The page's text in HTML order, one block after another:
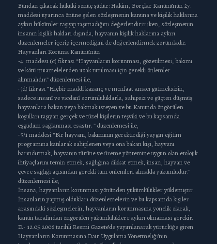
Bundan çıkacak hukuki sonuç şudur: Hakim, Borçlar Kanunu’nun 27.
maddesi uyarınca önüne gelen sözleşmenin kanuna ve kişilik haklarına
aykırı hükümler taşıyıp taşımadığını değerlendirir iken, sözleşmenin
insanın kişilik hakları dışında, hayvanın kişilik haklarına aykırı
düzenlemeler içerip içermediğini de değerlendirmek zorundadır.
Hayvanları Koruma Kanunu’nun
-4. maddesi (c) fıkrası “Hayvanların korunması, gözetilmesi, bakımı
ve kötü muamelelerden uzak tutulması için gerekli önlemler
alınmalıdır.” düzenlemesi ile,
-(d) fıkrası “Hiçbir maddî kazanç ve menfaat amacı gütmeksizin,
sadece insanî ve vicdanî sorumluluklarla, sahipsiz ve güçten düşmüş
hayvanlara bakan veya bakmak isteyen ve bu Kanunda öngörülen
koşulları taşıyan gerçek ve tüzel kişilerin teşviki ve bu kapsamda
eşgüdüm sağlanması esastır. ” düzenlemesi ile,
-5/1 maddesi “Bir hayvanı, bakımının gerektirdiği yaygın eğitim
programına katılarak sahiplenen veya ona bakan kişi, hayvanı
barındırmak, hayvanın türüne ve üreme yöntemine uygun olan etolojik
ihtiyaçlarını temin etmek, sağlığına dikkat etmek, insan, hayvan ve
çevre sağlığı açısından gerekli tüm önlemleri almakla yükümlüdür.”
düzenlemesi ile,
İnsana, hayvanların korunması yönünden yükümlülükler yüklemiştir.
İnsanların yapmış oldukları düzenlemelerin ve bu kapsamda kişiler
arasındaki sözleşmelerin, hayvanların korunmasına yönelik olarak,
kanun tarafından öngörülen yükümlülüklere aykırı olmaması gerekir.
D.- 12.05.2006 tarihli Resmi Gazete’de yayımlanarak yürürlüğe giren
Hayvanların Korunmasına Dair Uygulama Yönetmeliği’nin